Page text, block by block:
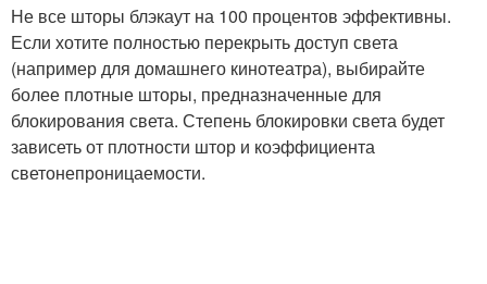
Не все шторы блэкаут на 100 процентов эффективны.
Если хотите полностью перекрыть доступ света
(например для домашнего кинотеатра), выбирайте
более плотные шторы, предназначенные для
блокирования света. Степень блокировки света будет
зависеть от плотности штор и коэффициента
светонепроницаемости.